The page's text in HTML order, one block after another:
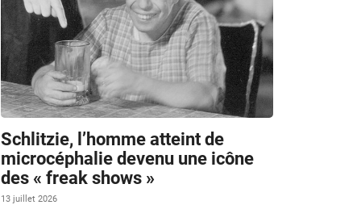
Schlitzie, l’homme atteint de
microcéphalie devenu une icône
des « freak shows »
13 juillet 2026